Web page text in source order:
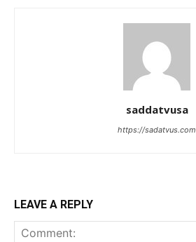
saddatvusa
https://sadatvus.com
LEAVE A REPLY